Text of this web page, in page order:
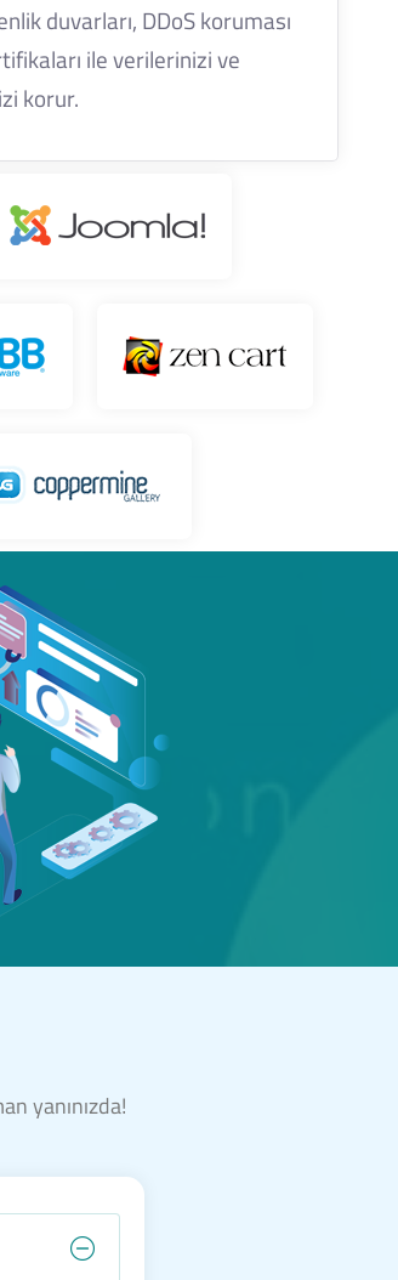
duvarları, DDoS koruması
ile verilerinizi ve
korur.
yanınızda!